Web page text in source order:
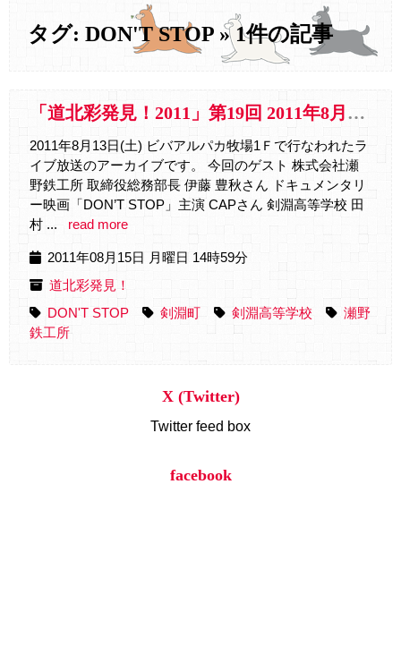
タグ: DON'T STOP » 1件の記事
「道北彩発見！2011」第19回 2011年8月13日(土)放送
2011年8月13日(土) ビバアルパカ牧場1Ｆで行なわれたラ
イブ放送のアーカイブです。 今回のゲスト 株式会社瀬
野鉄工所 取締役総務部長 伊藤 豊秋さん ドキュメンタリ
ー映画「DON’T STOP」主演 CAPさん 剣淵高等学校 田
村 ...
read more
2011年08月15日 月曜日 14時59分
道北彩発見！
DON'T STOP
剣淵町 剣淵高等学校
瀬野
鉄工所
X (Twitter)
Twitter feed box
facebook